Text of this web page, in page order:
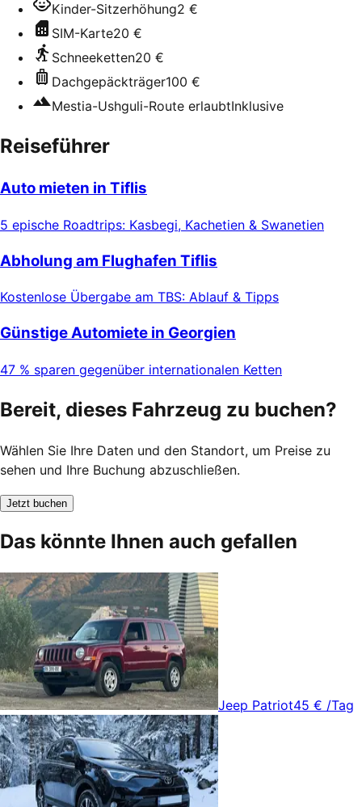
Kinder-Sitzerhöhung2 €
SIM-Karte20 €
Schneeketten20 €
Dachgepäckträger100 €
Mestia-Ushguli-Route erlaubtInklusive
Reiseführer
Auto mieten in Tiflis
5 epische Roadtrips: Kasbegi, Kachetien & Swanetien
Abholung am Flughafen Tiflis
Kostenlose Übergabe am TBS: Ablauf & Tipps
Günstige Automiete in Georgien
47 % sparen gegenüber internationalen Ketten
Bereit, dieses Fahrzeug zu buchen?
Wählen Sie Ihre Daten und den Standort, um Preise zu
sehen und Ihre Buchung abzuschließen.
Jetzt buchen
Das könnte Ihnen auch gefallen
Jeep Patriot45 € /Tag